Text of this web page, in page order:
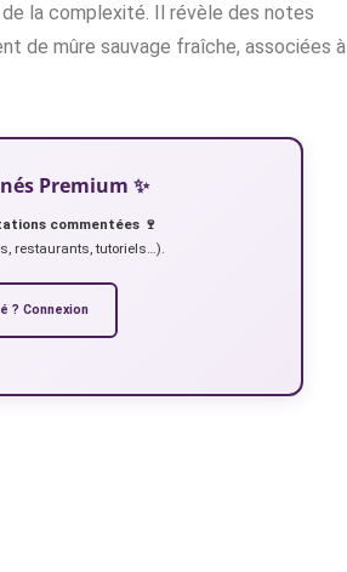
la complexité. Il révèle des notes
de mûre sauvage fraîche, associées à
Premium ✨
commentées 🍷
restaurants, tutoriels…).
? Connexion